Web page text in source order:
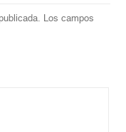
Los campos